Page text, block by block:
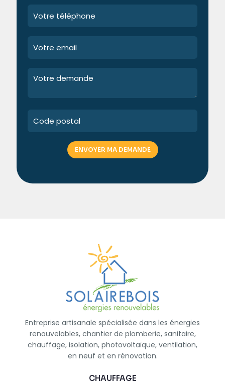
Entreprise artisanale spécialisée dans les énergies
renouvelables, chantier de plomberie, sanitaire,
chauffage, isolation, photovoltaïque, ventilation,
en neuf et en rénovation.
CHAUFFAGE